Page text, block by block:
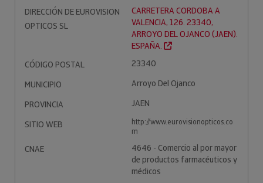
DIRECCIÓN DE EUROVISION
OPTICOS SL
CARRETERA CORDOBA A
VALENCIA, 126. 23340,
ARROYO DEL OJANCO (JAEN).
ESPAÑA.
CÓDIGO POSTAL
23340
MUNICIPIO
Arroyo Del Ojanco
PROVINCIA
JAEN
SITIO WEB
http://www.eurovisionopticos.co
m
CNAE
4646 - Comercio al por mayor
de productos farmacéuticos y
médicos